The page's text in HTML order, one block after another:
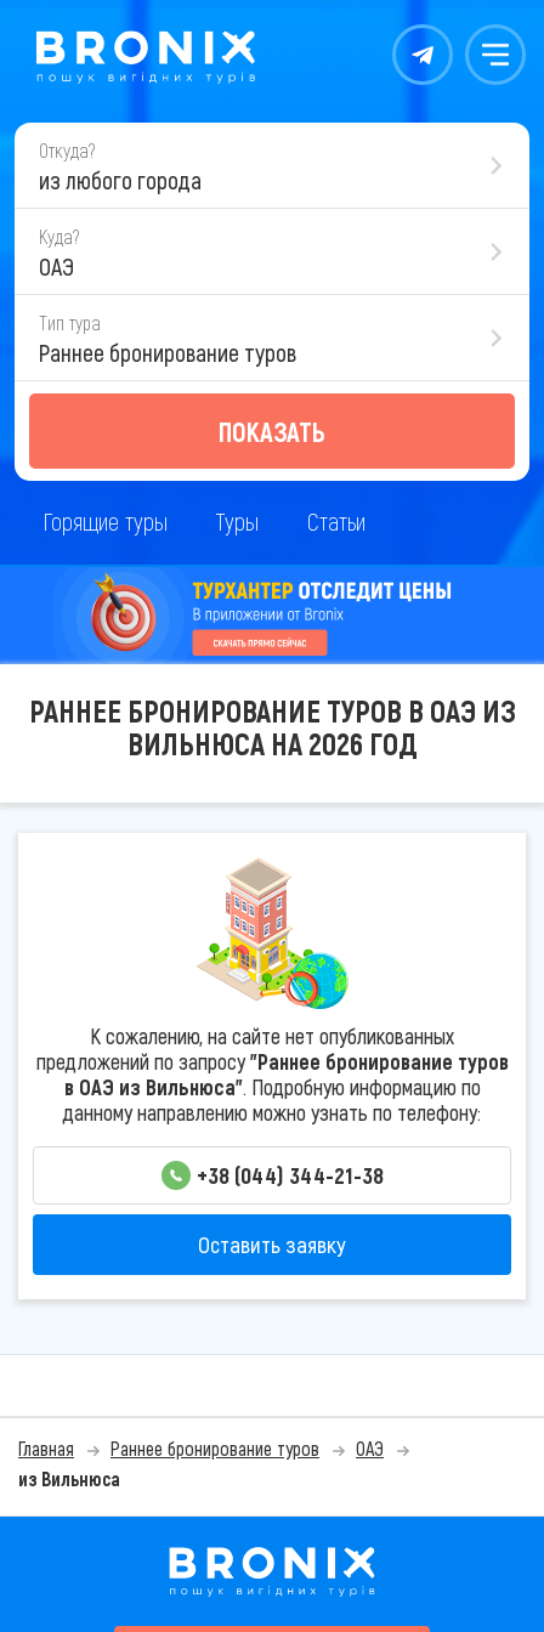
Контакты Меню
Откуда?
из любого города
Куда?
ОАЭ
Тип тура
Раннее бронирование туров
ПОКАЗАТЬ
Горящие туры Туры Статьи
РАННЕЕ БРОНИРОВАНИЕ ТУРОВ В ОАЭ ИЗ
ВИЛЬНЮСА НА 2026 ГОД
К сожалению, на сайте нет опубликованных
предложений по запросу"Раннее бронирование туров
в ОАЭ из Вильнюса". Подробную информацию по
данному направлению можно узнать по телефону:
+38 (044) 344-21-38
Оставить заявку
Главная Раннее бронирование туров
ОАЭ
из Вильнюса